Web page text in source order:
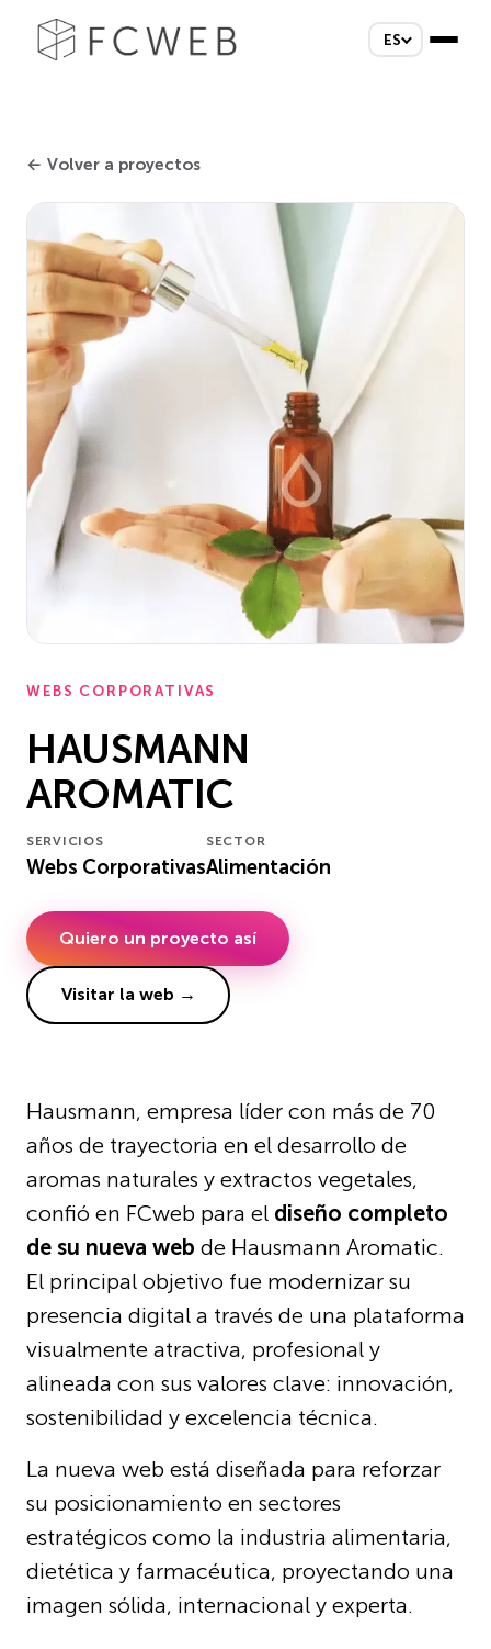
ES
← Volver a proyectos
WEBS CORPORATIVAS
HAUSMANN
AROMATIC
SERVICIOS
Webs Corporativas
SECTOR
Alimentación
Quiero un proyecto así
Visitar la web →
Hausmann, empresa líder con más de 70
años de trayectoria en el desarrollo de
aromas naturales y extractos vegetales,
confió en FCweb para el diseño completo
de su nueva web de Hausmann Aromatic.
El principal objetivo fue modernizar su
presencia digital a través de una plataforma
visualmente atractiva, profesional y
alineada con sus valores clave: innovación,
sostenibilidad y excelencia técnica.
La nueva web está diseñada para reforzar
su posicionamiento en sectores
estratégicos como la industria alimentaria,
dietética y farmacéutica, proyectando una
imagen sólida, internacional y experta.